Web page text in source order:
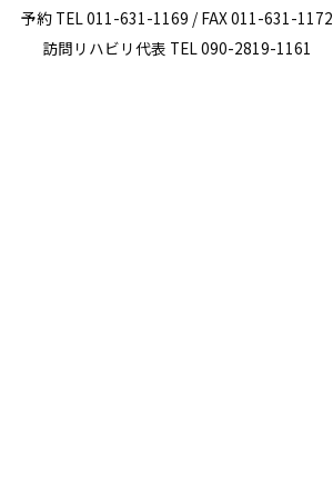
予約 TEL 011-631-1169 / FAX 011-631-1172
訪問リハビリ代表 TEL 090-2819-1161